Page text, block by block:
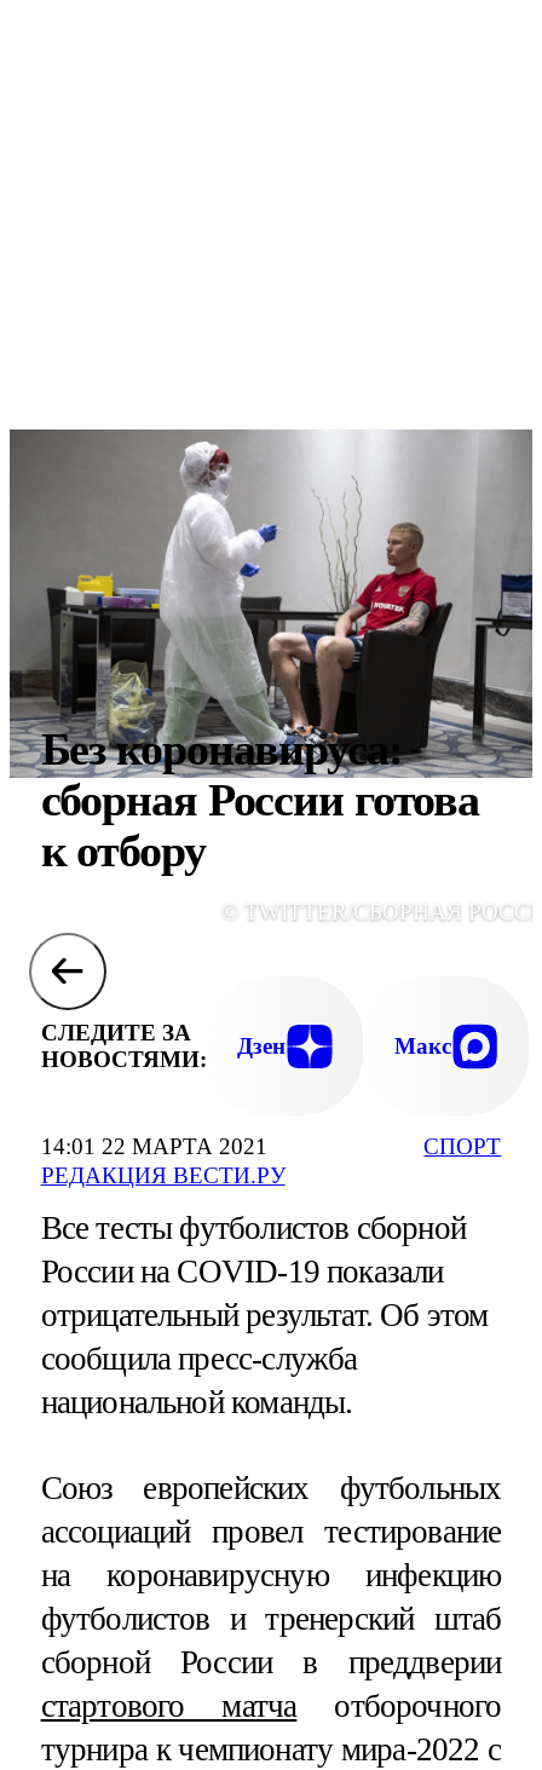
14:01 22 МАРТА 2021
РЕДАКЦИЯ ВЕСТИ.РУ
СПОРТ
Без коронавируса:
сборная России готова
к отбору
© TWITTER/СБОРНАЯ
СЛЕДИТЕ ЗА
НОВОСТЯМИ:
Дзен Макс
Все тесты футболистов сборной
России на COVID-19 показали
отрицательный результат. Об этом
сообщила пресс-служба
национальной команды.
Союз европейских футбольных
ассоциаций провел тестирование
на коронавирусную инфекцию
футболистов и тренерский штаб
сборной России в преддверии
стартового матчаотборочного
турнира к чемпионату мира-2022 с